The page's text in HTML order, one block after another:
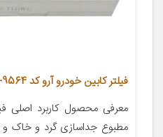
فیلتر کابین خودرو آرو کد R-9564 مناسب برای رنو تالیسمان
معرفی محصول کاربرد اصلی
مطبوع جداسازی گرد و خاک و